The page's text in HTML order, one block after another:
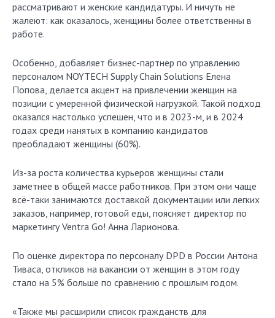
рассматривают и женские кандидатуры. И ничуть не
жалеют: как оказалось, женщины более ответственны в
работе.
Особенно, добавляет бизнес-партнер по управлению
персоналом NOYTECH Supply Chain Solutions Елена
Попова, делается акцент на привлечении женщин на
позиции с умеренной физической нагрузкой. Такой подход
оказался настолько успешен, что и в 2023-м, и в 2024
годах среди нанятых в компанию кандидатов
преобладают женщины (60%).
Из-за роста количества курьеров женщины стали
заметнее в общей массе работников. При этом они чаще
всё-таки занимаются доставкой документации или легких
заказов, например, готовой еды, поясняет директор по
маркетингу Ventra Go! Анна Ларионова.
По оценке директора по персоналу DPD в России Антона
Тиваса, откликов на вакансии от женщин в этом году
стало на 5% больше по сравнению с прошлым годом.
«Также мы расширили список гражданств для